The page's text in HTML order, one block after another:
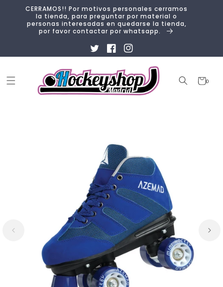
directamente
al contenido
CERRAMOS!! Por motivos personales cerramos
la tienda, para preguntar por material o
personas interesadas en quedarse la tienda,
por favor contactar por whatsapp.
TwitterFacebookInstagram
Carrito
0
0
artículos